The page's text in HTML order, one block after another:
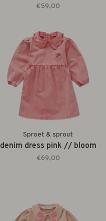
€59,00
Sproet & sprout
denim dress pink // bloom
€69,00